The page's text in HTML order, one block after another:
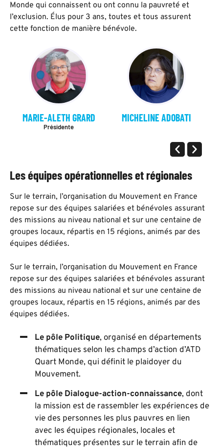
Monde qui connaissent ou ont connu la pauvreté et
l’exclusion. Élus pour 3 ans, toutes et tous assurent
cette fonction de manière bénévole.
MARIE-ALETH GRARD
Présidente
MICHELINE ADOBATI
Les équipes opérationnelles et régionales
Sur le terrain, l’organisation du Mouvement en France
repose sur des équipes salariées et bénévoles assurant
des missions au niveau national et sur une centaine de
groupes locaux, répartis en 15 régions, animés par des
équipes dédiées.
Sur le terrain, l’organisation du Mouvement en France
repose sur des équipes salariées et bénévoles assurant
des missions au niveau national et sur une centaine de
groupes locaux, répartis en 15 régions, animés par des
équipes dédiées.
Le pôle Politique, organisé en départements
thématiques selon les champs d’action d’ATD
Quart Monde, qui définit le plaidoyer du
Mouvement.
Le pôle Dialogue-action-connaissance, dont
la mission est de rassembler les expériences de
vie des personnes les plus pauvres en lien
avec les équipes régionales, locales et
thématiques présentes sur le terrain afin de